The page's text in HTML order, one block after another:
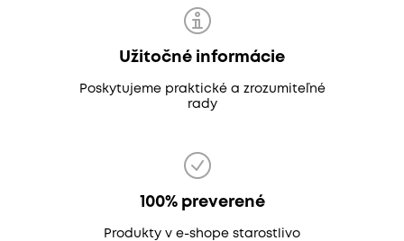
Užitočné informácie
Poskytujeme praktické a zrozumiteľné
rady
100% preverené
Produkty v e-shope starostlivo